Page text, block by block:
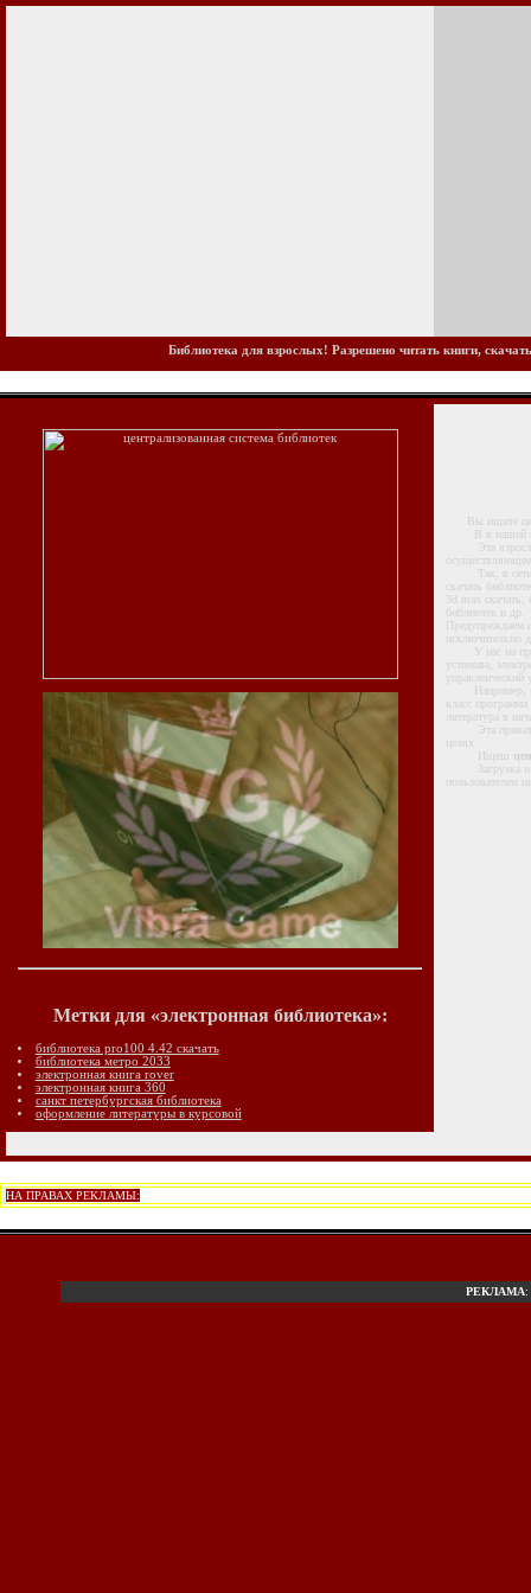
Библиотека для взрослых! Разрешено читать книги,
Метки для «электронная библиотека»:
библиотека pro100 4.42 скачать
библиотека метро 2033
электронная книга rover
электронная книга 360
санкт петербургская библиотека
оформление литературы в курсовой
Вы ищите
В в нашей
Эта взрослая
Так, в сети
скачать
3d max
библиотек и др.
Предупреждаем
исключительно
У нас на
устинова,
управленческий
Например, на
класс
литература в
Эта приватная
целях.
Ищеш
Загрузка и
пользователем
НА ПРАВАХ РЕКЛАМЫ:
РЕКЛАМА: